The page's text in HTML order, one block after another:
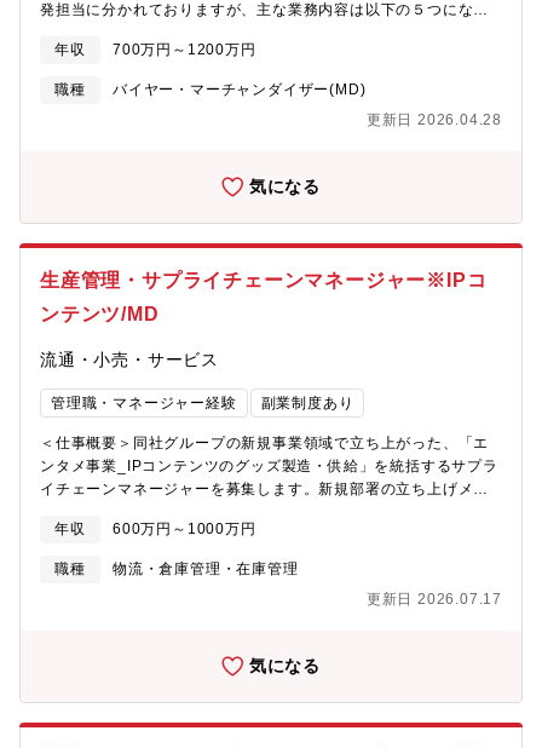
ただける環境です！
発担当に分かれておりますが、主な業務内容は以下の５つになり
ていない、もしくは世の中はまだ目を付けていないが、新しいビ
ジネスの可能性をもつ 「グローカル」素材を見つけ出す。■「グ
ローカル」素材を通して、社会や環境、その地域の経済にも貢献
できる新しいビジネスを作り出す■生産パートナーの方々と一緒
択」を行い、最適な素材とサプライチェーン構築する。例）新し
やB品を再生した資源循環型の素材や商品、環境配慮型素材のサプ
数回程度の海外出張があります。【該当部署】■産地開発部・所属
人数：現在10名（部長1名、課長2名、社員5名、デザイナー2名）
の暮らしの知恵から学び、わけあって安い」、を実現した商品を
境負荷削減型のグローカル素材開発と産業の創出を主眼に置く。
同社の思想やDNAを理解/共感してもらえる人で、向上心とやる気
に溢れた人、クリエイティブな才能を活かして新しいアイデアを
見つけ出す人を探しています。下記の視点での商品開発を実現
切」「品質当然」「環境大事」「引き算のクリエイティブが誇ら
しく楽しい」という視点で、日常生活にて使用・消費する日用
善して磨き上げる2.「究極に引き算され、完成された、質の良い
開発と産業の創出。4.「世界中の暮らしの知恵から学び、わけあ
って安い」を実現した長持ちする素材
年収 700万円～1200万円
職種
バイヤー・マーチャンダイザー(MD)
更新日 2026.04.28
気になる
生産管理・サプライチェーンマネージャー※IPコ
ンテンツ/MD
流通・小売・サービス
管理職・マネージャー経験 副業制度あり
＜仕事概要＞同社グループの新規事業領域で立ち上がった、「エ
ンタメ事業_IPコンテンツのグッズ製造・供給」を統括するサプラ
イチェーンマネージャーを募集します。新規部署の立ち上げメン
市場開拓に挑戦できるポジションです。本ポジションでは、需給
計画を設計しつつ、サプライチェーン全体の設計・最適化を推進
し、データを基に供給体制を改善することでビジネスの成長と効
率化の両立を実現していただきます。単なる生産管理に留まら
る醍醐味があります。ーーーーーーー＜具体的なミッション＞■サ
画、在庫戦略、物流計画の一貫した策定による最適な供給体制の
年収 600万円～1000万円
職種
物流・倉庫管理・在庫管理
更新日 2026.07.17
気になる